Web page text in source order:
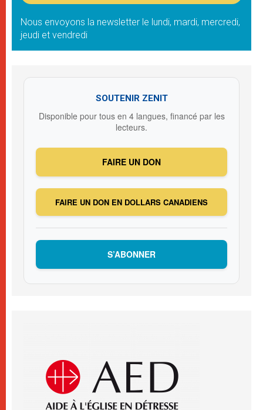
Nous envoyons la newsletter le lundi, mardi, mercredi,
jeudi et vendredi
SOUTENIR ZENIT
Disponible pour tous en 4 langues, financé par les
lecteurs.
FAIRE UN DON
FAIRE UN DON EN DOLLARS CANADIENS
S’ABONNER